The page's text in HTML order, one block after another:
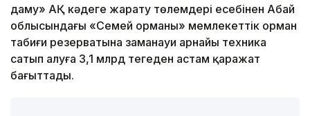
даму» АҚ кәдеге жарату төлемдері есебінен Абай
облысындағы «Семей орманы» мемлекеттік орман
табиғи резерватына заманауи арнайы техника
сатып алуға 3,1 млрд теңгеден астам қаражат
бағыттады.